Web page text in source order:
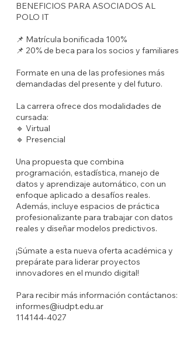
BENEFICIOS PARA ASOCIADOS AL
POLO IT
📌 Matrícula bonificada 100%
📌 20% de beca para los socios y familiares
Formate en una de las profesiones más
demandadas del presente y del futuro.
La carrera ofrece dos modalidades de
cursada:
🔹 Virtual
🔹 Presencial
Una propuesta que combina
programación, estadística, manejo de
datos y aprendizaje automático, con un
enfoque aplicado a desafíos reales.
Además, incluye espacios de práctica
profesionalizante para trabajar con datos
reales y diseñar modelos predictivos.
¡Súmate a esta nueva oferta académica y
prepárate para liderar proyectos
innovadores en el mundo digital!
Para recibir más información contáctanos:
informes@iudpt.edu.ar
114144-4027